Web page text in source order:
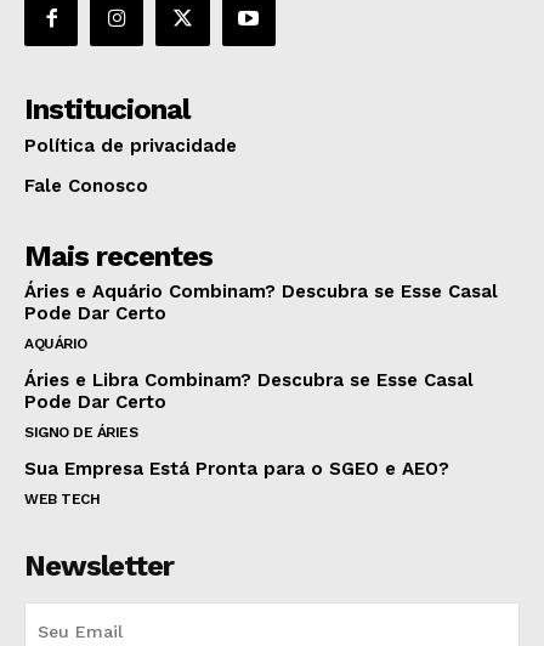
Institucional
Política de privacidade
Fale Conosco
Mais recentes
Áries e Aquário Combinam? Descubra se Esse Casal
Pode Dar Certo
AQUÁRIO
Áries e Libra Combinam? Descubra se Esse Casal
Pode Dar Certo
SIGNO DE ÁRIES
Sua Empresa Está Pronta para o SGEO e AEO?
WEB TECH
Newsletter